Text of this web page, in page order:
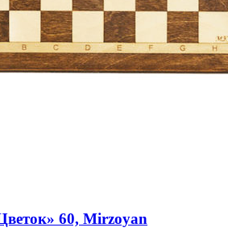
60, Mirzoyan